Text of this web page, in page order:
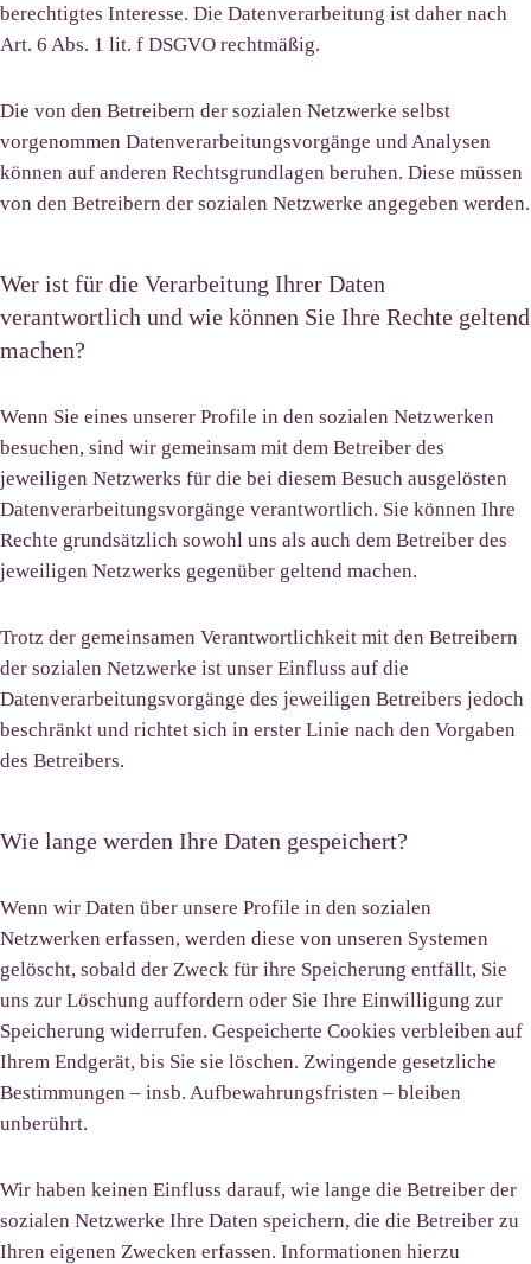
berechtigtes Interesse. Die Datenverarbeitung ist daher nach
Art. 6 Abs. 1 lit. f DSGVO rechtmäßig.
Die von den Betreibern der sozialen Netzwerke selbst
vorgenommen Datenverarbeitungsvorgänge und Analysen
können auf anderen Rechtsgrundlagen beruhen. Diese müssen
von den Betreibern der sozialen Netzwerke angegeben werden.
Wer ist für die Verarbeitung Ihrer Daten
verantwortlich und wie können Sie Ihre Rechte geltend
machen?
Wenn Sie eines unserer Profile in den sozialen Netzwerken
besuchen, sind wir gemeinsam mit dem Betreiber des
jeweiligen Netzwerks für die bei diesem Besuch ausgelösten
Datenverarbeitungsvorgänge verantwortlich. Sie können Ihre
Rechte grundsätzlich sowohl uns als auch dem Betreiber des
jeweiligen Netzwerks gegenüber geltend machen.
Trotz der gemeinsamen Verantwortlichkeit mit den Betreibern
der sozialen Netzwerke ist unser Einfluss auf die
Datenverarbeitungsvorgänge des jeweiligen Betreibers jedoch
beschränkt und richtet sich in erster Linie nach den Vorgaben
des Betreibers.
Wie lange werden Ihre Daten gespeichert?
Wenn wir Daten über unsere Profile in den sozialen
Netzwerken erfassen, werden diese von unseren Systemen
gelöscht, sobald der Zweck für ihre Speicherung entfällt, Sie
uns zur Löschung auffordern oder Sie Ihre Einwilligung zur
Speicherung widerrufen. Gespeicherte Cookies verbleiben auf
Ihrem Endgerät, bis Sie sie löschen. Zwingende gesetzliche
Bestimmungen – insb. Aufbewahrungsfristen – bleiben
unberührt.
Wir haben keinen Einfluss darauf, wie lange die Betreiber der
sozialen Netzwerke Ihre Daten speichern, die die Betreiber zu
Ihren eigenen Zwecken erfassen. Informationen hierzu